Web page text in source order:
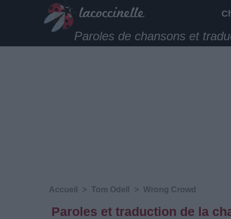
Paroles de chansons et
Accueil > Tom Odell > Wrong Crowd
Paroles et traduction de la